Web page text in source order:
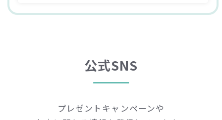
公式SNS
プレゼントキャンペーンや